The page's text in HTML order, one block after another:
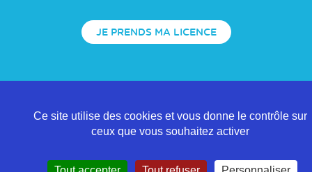
JE PRENDS MA LICENCE
Ce site utilise des cookies et vous donne le contrôle sur
ceux que vous souhaitez activer